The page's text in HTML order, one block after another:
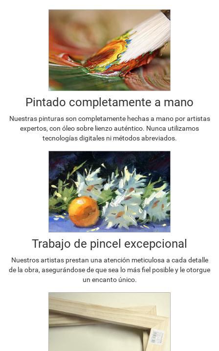
Pintado completamente a mano
Nuestras pinturas son completamente hechas a mano por artistas
expertos, con óleo sobre lienzo auténtico. Nunca utilizamos
tecnologías digitales ni métodos abreviados.
Trabajo de pincel excepcional
Nuestros artistas prestan una atención meticulosa a cada detalle
de la obra, asegurándose de que sea lo más fiel posible y le otorgue
un encanto único.